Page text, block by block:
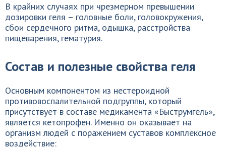
В крайних случаях при чрезмерном превышении
дозировки геля – головные боли, головокружения,
сбои сердечного ритма, одышка, расстройства
пищеварения, гематурия.
Состав и полезные свойства геля
Основным компонентом из нестероидной
противовоспалительной подгруппы, который
присутствует в составе медикамента «Быструмгель»,
является кетопрофен. Именно он оказывает на
организм людей с поражением суставов комплексное
воздействие: